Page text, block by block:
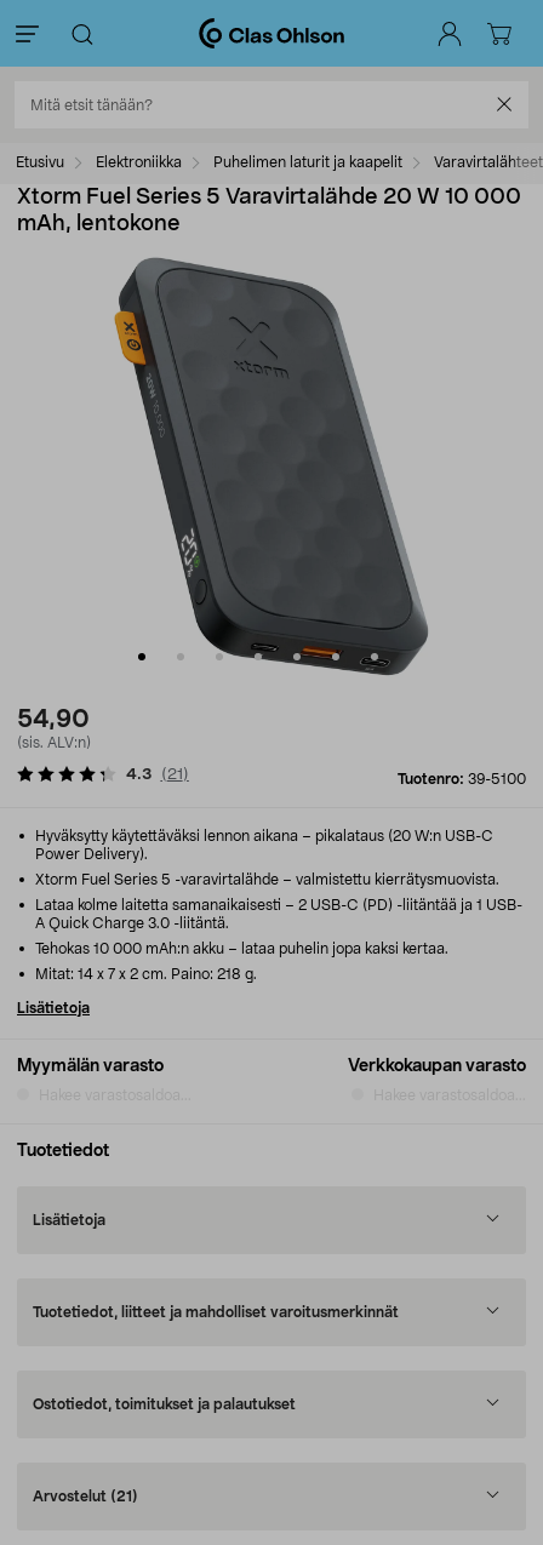
Etusivu Elektroniikka Puhelimen laturit ja kaapelit Varavirtalähteet
Xtorm Fuel Series 5 Varavirtalähde 20 W 10 000
mAh, lentokone
54,90
(sis. ALV:n)
Tuotenro: 39-5100
4.3 ( 21 )
Myymälän varasto Verkkokaupan varasto
Hyväksytty käytettäväksi lennon aikana – pikalataus (20 W:n USB-C
Power Delivery).
Xtorm Fuel Series 5 -varavirtalähde – valmistettu kierrätysmuovista.
Lataa kolme laitetta samanaikaisesti – 2 USB-C (PD) -liitäntää ja 1 USB-
A Quick Charge 3.0 -liitäntä.
Tehokas 10 000 mAh:n akku – lataa puhelin jopa kaksi kertaa.
Mitat: 14 x 7 x 2 cm. Paino: 218 g.
Lisätietoja
Tuotetiedot
Lisätietoja
Tuotetiedot, liitteet ja mahdolliset varoitusmerkinnät
Ostotiedot, toimitukset ja palautukset
Arvostelut (21)